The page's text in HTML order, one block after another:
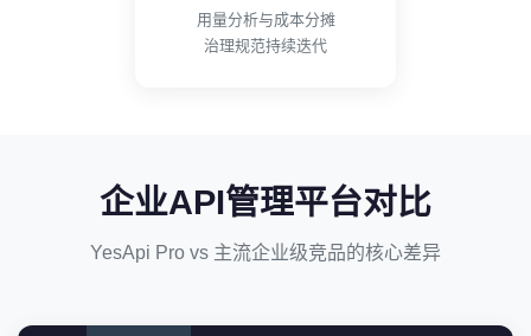
用量分析与成本分摊
治理规范持续迭代
企业API管理平台对比
YesApi Pro vs 主流企业级竞品的核心差异